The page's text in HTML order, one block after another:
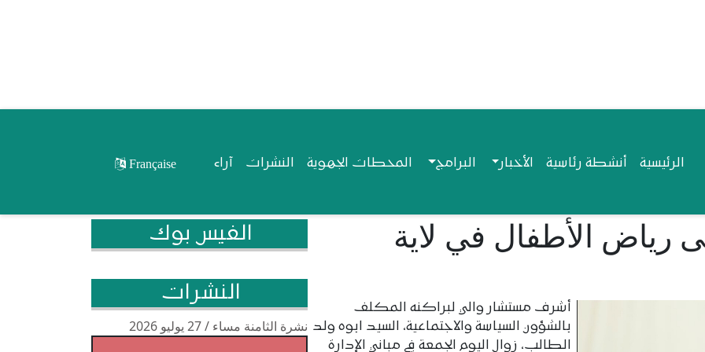
Navigationالرئيسية أنشطة رئاسية الأخبار البرامج المحطات الجهوية النشرات آراء Française
رياض الأطفال في لاية
أشرف مستشار والي لبراكنه المكلف
بالشؤون السياسة والاجتماعية، السيد ابوه ولد
الطالب، زوال اليوم الجمعة في مباني الإدارة
الفيس بوك
النشرات
نشرة الثامنة مساء / 27 يوليو 2026